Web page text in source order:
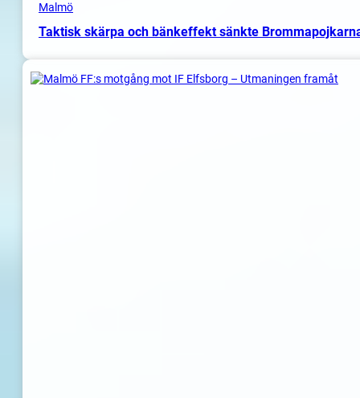
Malmö
Taktisk skärpa och bänkeffekt sänkte